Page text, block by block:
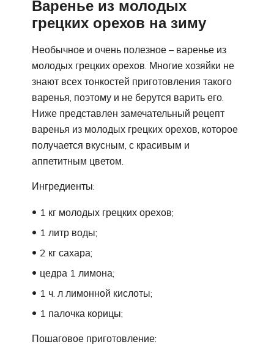
Варенье из молодых
грецких орехов на зиму
Необычное и очень полезное – варенье из
молодых грецких орехов. Многие хозяйки не
знают всех тонкостей приготовления такого
варенья, поэтому и не берутся варить его.
Ниже представлен замечательный рецепт
варенья из молодых грецких орехов, которое
получается вкусным, с красивым и
аппетитным цветом.
Ингредиенты:
1 кг молодых грецких орехов;
1 литр воды;
2 кг сахара;
цедра 1 лимона;
1 ч. л лимонной кислоты;
1 палочка корицы;
Пошаговое приготовление: